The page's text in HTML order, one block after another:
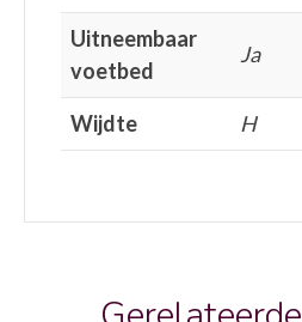
Uitneembaar
voetbed
Ja
Wijdte H